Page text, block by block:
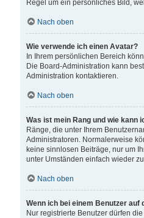
Regel um ein persönliches Bild,
Nach oben
Wie verwende ich einen Avatar?
In Ihrem persönlichen Bereich
Die Board-Administration kann
Administration kontaktieren.
Nach oben
Was ist mein Rang und wie kann
Ränge, die unter Ihrem
Administratoren. Normalerweise
keine sinnlosen Beiträge, nur um
unter Umständen einfach wieder
Nach oben
Wenn ich bei einem Benutzer
Nur registrierte Benutzer dürfen